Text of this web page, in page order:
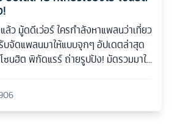
ล้ว มู้ดดีเว่อร์ ใครกำลังหาแพลนว่าเที่ยว
บจัดแพลนมาให้แบบจุกๆ อัปเดตล่าสุด
ซนฮิต พิกัดแรร์ ถ่ายรูปปัง! มัดรวมมาให้